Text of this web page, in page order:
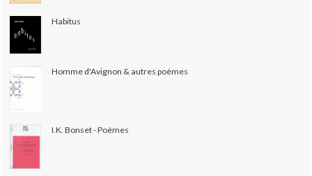
Habitus
Homme d'Avignon & autres poèmes
I.K. Bonset - Poèmes